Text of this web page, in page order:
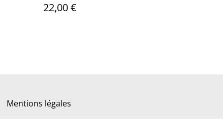
22,00 €
Mentions légales